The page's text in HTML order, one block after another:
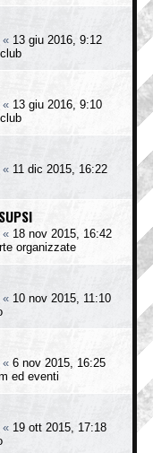
« 13 giu 2016, 9:12
« 13 giu 2016, 9:10
« 11 dic 2015, 16:22
« 18 nov 2015, 16:42
organizzate
« 10 nov 2015, 11:10
« 6 nov 2015, 16:25
ed eventi
« 19 ott 2015, 17:18